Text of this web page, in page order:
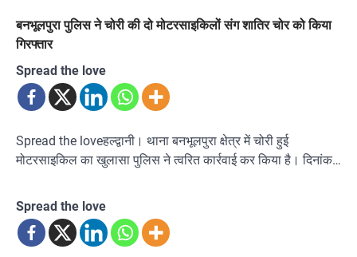
बनभूलपुरा पुलिस ने चोरी की दो मोटरसाइकिलों संग शातिर चोर को किया
गिरफ्तार
Spread the love
Spread the loveहल्द्वानी। थाना बनभूलपुरा क्षेत्र में चोरी हुई
मोटरसाइकिल का खुलासा पुलिस ने त्वरित कार्रवाई कर किया है। दिनांक…
Spread the love